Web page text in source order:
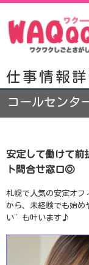
仕事情報詳
コールセンタ
安定して働けて前
ト問合せ窓口◎
札幌で人気の安定オ
から、未経験でも始め
い”も叶います♪